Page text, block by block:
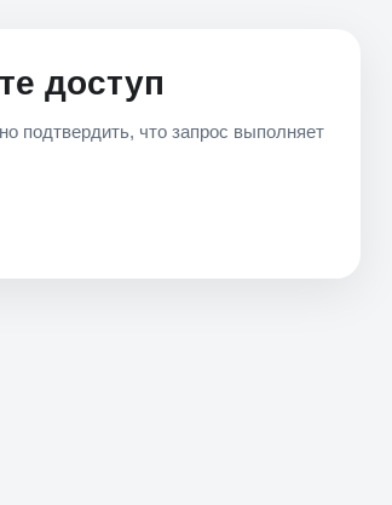
доступ
подтвердить, что запрос выполняет